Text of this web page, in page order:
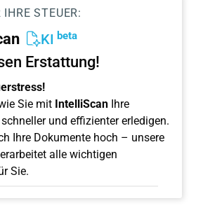
IHRE STEUER:
KI beta
Erstattung!
Sie mit IntelliScan Ihre
und effizienter erledigen.
Ihre Dokumente hoch – unsere
alle wichtigen
Sie.